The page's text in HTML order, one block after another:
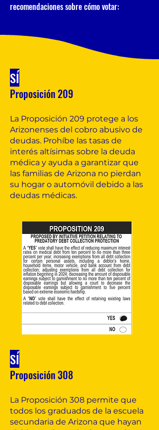
recomendaciones sobre cómo votar:
SÍ
Proposición 209
La Proposición 209 protege a los
Arizonenses del cobro abusivo de
deudas. Prohíbe las tasas de
interés altísimas sobre la deuda
médica y ayuda a garantizar que
las familias de Arizona no pierdan
su hogar o automóvil debido a las
deudas médicas.
SÍ
Proposición308
La Proposición 308 permite que
todos los graduados de la escuela
secundaria de Arizona que hayan